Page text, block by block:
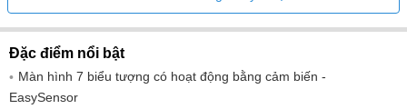
Chương trình tự động
Nhiệt
Nấu ăn bằng hơi nước sinh thái
Đặc điểm nổi bật
Màn hình 7 biểu tượng có hoạt động bằng cảm biến -
EasySensor